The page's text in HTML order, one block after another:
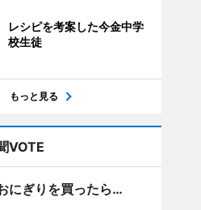
レシピを考案した今金中学
校生徒
もっと見る
VOTE
にぎりを買ったら…